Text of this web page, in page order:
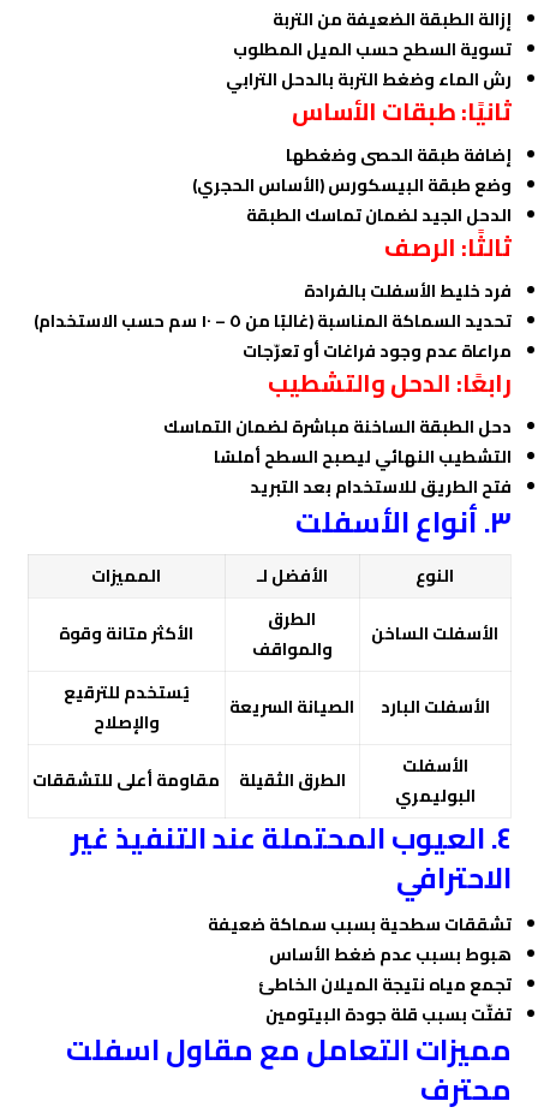
إزالة الطبقة الضعيفة من التربة
تسوية السطح حسب الميل المطلوب
رش الماء وضغط التربة بالدحل الترابي
ثانيًا: طبقات الأساس
إضافة طبقة الحصى وضغطها
وضع طبقة البيسكورس (الأساس الحجري)
الدحل الجيد لضمان تماسك الطبقة
ثالثًا: الرصف
فرد خليط الأسفلت بالفرادة
تحديد السماكة المناسبة (غالبًا من ٥ – ١٠ سم حسب الاستخدام)
مراعاة عدم وجود فراغات أو تعرّجات
رابعًا: الدحل والتشطيب
دحل الطبقة الساخنة مباشرة لضمان التماسك
التشطيب النهائي ليصبح السطح أملسًا
فتح الطريق للاستخدام بعد التبريد
٣. أنواع الأسفلت
النوع الأفضل لـ
المميزات
الأسفلت الساخن
الطرق
والمواقف
الأكثر متانة وقوة
الأسفلت البارد الصيانة السريعة
يُستخدم للترقيع
والإصلاح
الأسفلت
البوليمري
الطرق الثقيلة مقاومة أعلى للتشققات
٤. العيوب المحتملة عند التنفيذ غير
الاحترافي
تشققات سطحية بسبب سماكة ضعيفة
هبوط بسبب عدم ضغط الأساس
تجمع مياه نتيجة الميلان الخاطئ
تفتّت بسبب قلة جودة البيتومين
مميزات التعامل مع مقاول اسفلت
محترف